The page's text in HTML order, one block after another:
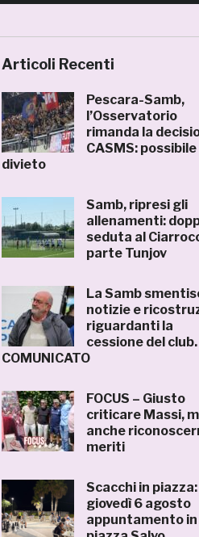
Articoli Recenti
Pescara-Samb,
l’Osservatorio
rimanda la
CASMS: possibile
divieto
Samb, ripresi gli
allenamenti:
seduta al
parte Tunjov
La Samb
notizie e
riguardanti la
cessione del club.
COMUNICATO
FOCUS – Giusto
criticare Massi,
anche
meriti
Scacchi in piazza:
giovedì 6 agosto
appuntamento in